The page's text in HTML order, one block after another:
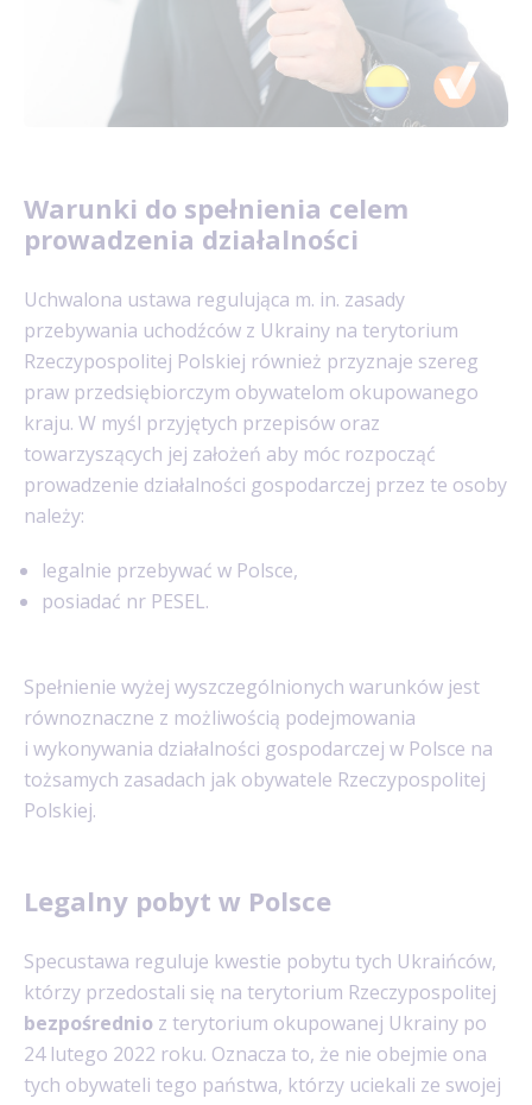
Warunki do spełnienia celem
prowadzenia działalności
Uchwalona ustawa regulująca m. in. zasady
przebywania uchodźców z Ukrainy na terytorium
Rzeczypospolitej Polskiej również przyznaje szereg
praw przedsiębiorczym obywatelom okupowanego
kraju. W myśl przyjętych przepisów oraz
towarzyszących jej założeń aby móc rozpocząć
prowadzenie działalności gospodarczej przez te osoby
należy:
legalnie przebywać w Polsce,
posiadać nr PESEL.
Spełnienie wyżej wyszczególnionych warunków jest
równoznaczne z możliwością podejmowania
i wykonywania działalności gospodarczej w Polsce na
tożsamych zasadach jak obywatele Rzeczypospolitej
Polskiej.
Legalny pobyt w Polsce
Specustawa reguluje kwestie pobytu tych Ukraińców,
którzy przedostali się na terytorium Rzeczypospolitej
bezpośrednio z terytorium okupowanej Ukrainy po
24 lutego 2022 roku. Oznacza to, że nie obejmie ona
tych obywateli tego państwa, którzy uciekali ze swojej